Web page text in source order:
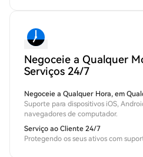
Negoceie a Qualquer
Serviços 24/7
Negoceie a Qualquer Hora, em
Suporte para dispositivos iOS,
navegadores de computador.
Serviço ao Cliente 24/7
Protegendo os seus ativos com